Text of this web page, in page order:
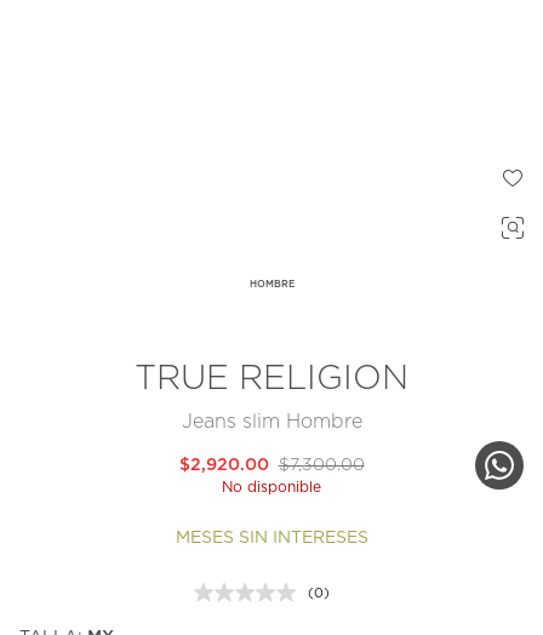
HOMBRE
TRUE RELIGION
Jeans slim Hombre
$7,300.00
$2,920.00
No disponible
MESES SIN INTERESES
Sin
(0)